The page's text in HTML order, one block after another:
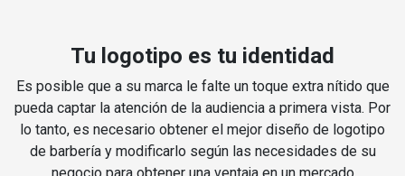
Tu logotipo es tu identidad
Es posible que a su marca le falte un toque extra nítido que
pueda captar la atención de la audiencia a primera vista. Por
lo tanto, es necesario obtener el mejor diseño de logotipo
de barbería y modificarlo según las necesidades de su